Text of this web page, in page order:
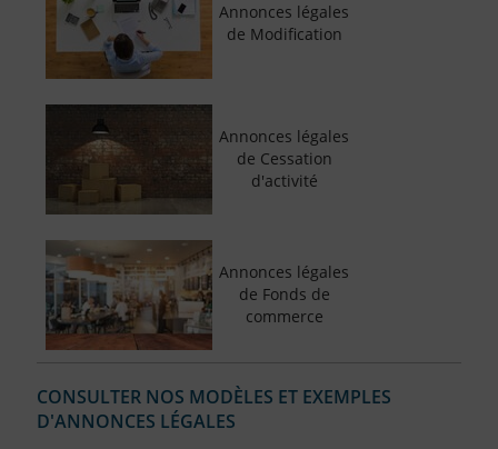
Annonces légales
de Modification
Annonces légales
de Cessation
d'activité
Annonces légales
de Fonds de
commerce
CONSULTER NOS MODÈLES ET EXEMPLES
D'ANNONCES LÉGALES